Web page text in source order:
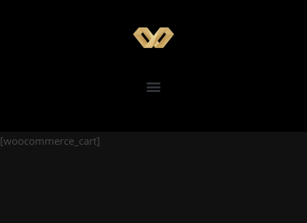
[woocommerce_cart]